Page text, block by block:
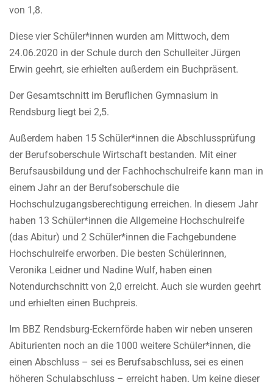
von 1,8.
Diese vier Schüler*innen wurden am Mittwoch, dem
24.06.2020 in der Schule durch den Schulleiter Jürgen
Erwin geehrt, sie erhielten außerdem ein Buchpräsent.
Der Gesamtschnitt im Beruflichen Gymnasium in
Rendsburg liegt bei 2,5.
Außerdem haben 15 Schüler*innen die Abschlussprüfung
der Berufsoberschule Wirtschaft bestanden. Mit einer
Berufsausbildung und der Fachhochschulreife kann man in
einem Jahr an der Berufsoberschule die
Hochschulzugangsberechtigung erreichen. In diesem Jahr
haben 13 Schüler*innen die Allgemeine Hochschulreife
(das Abitur) und 2 Schüler*innen die Fachgebundene
Hochschulreife erworben. Die besten Schülerinnen,
Veronika Leidner und Nadine Wulf, haben einen
Notendurchschnitt von 2,0 erreicht. Auch sie wurden geehrt
und erhielten einen Buchpreis.
Im BBZ Rendsburg-Eckernförde haben wir neben unseren
Abiturienten noch an die 1000 weitere Schüler*innen, die
einen Abschluss – sei es Berufsabschluss, sei es einen
höheren Schulabschluss – erreicht haben. Um keine dieser